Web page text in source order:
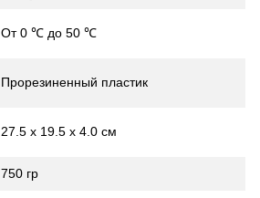
От 0 ℃ до 50 ℃
Прорезиненный пластик
27.5 х 19.5 х 4.0 см
750 гр